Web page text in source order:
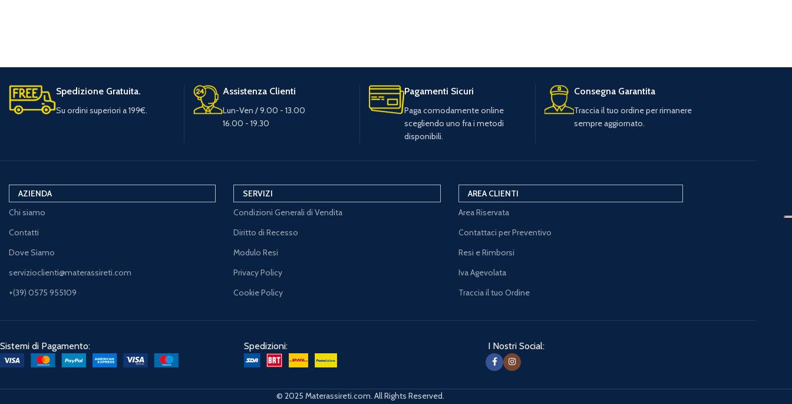
Spedizione Gratuita.
Su ordini superiori a 199€.
Assistenza Clienti
Lun-Ven / 9.00 - 13.00
16.00 - 19.30
Pagamenti Sicuri
Paga comodamente online
scegliendo uno fra i metodi
disponibili.
Consegna Garantita
Traccia il tuo ordine per rimanere
sempre aggiornato.
AZIENDA
Chi siamo
Contatti
Dove Siamo
servizioclienti@materassireti.com
+(39) 0575 955109
SERVIZI
Condizioni Generali di Vendita
Diritto di Recesso
Modulo Resi
Privacy Policy
Cookie Policy
AREA CLIENTI
Area Riservata
Contattaci per Preventivo
Resi e Rimborsi
Iva Agevolata
Traccia il tuo Ordine
Sistemi di Pagamento: Spedizioni: I Nostri Social:
© 2025 Materassireti.com. All Rights Reserved.